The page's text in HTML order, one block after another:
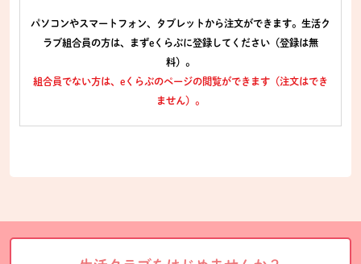
パソコンやスマートフォン、タブレットから注文ができます。生活ク
ラブ組合員の方は、まずeくらぶに登録してください（登録は無
料）。
組合員でない方は、eくらぶのページの閲覧ができます（注文はでき
ません）。